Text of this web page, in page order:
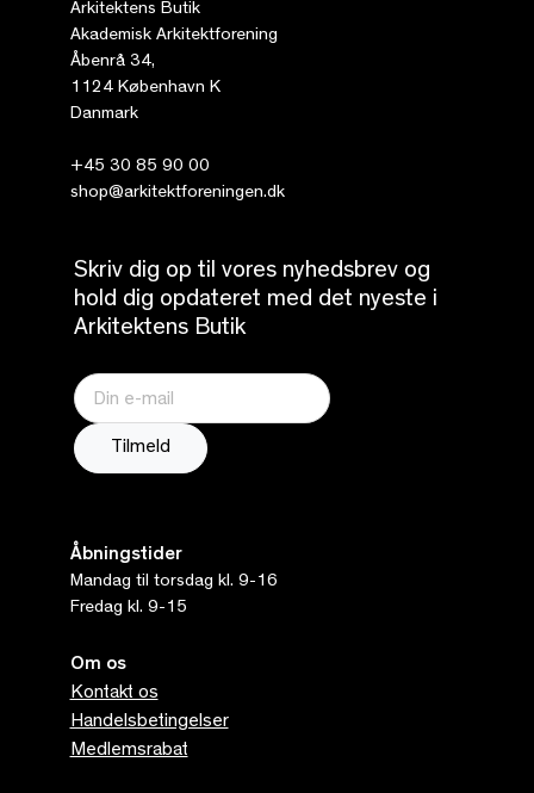
Arkitektens Butik
Akademisk Arkitektforening
Åbenrå 34,
1124 København K
Danmark
+45 30 85 90 00
shop@arkitektforeningen.dk
Skriv dig op til vores nyhedsbrev og
hold dig opdateret med det nyeste i
Arkitektens Butik
Åbningstider
Mandag til torsdag kl. 9-16
Fredag kl. 9-15
Om os
Kontakt os
Handelsbetingelser
Medlemsrabat